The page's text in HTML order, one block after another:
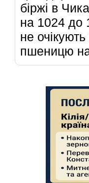
біржі в
на 1024 до
не
пшеницю